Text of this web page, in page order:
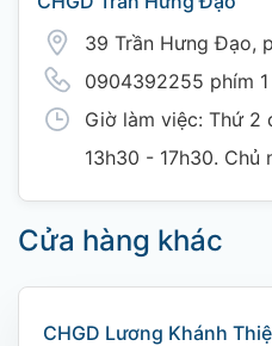
39 Trần Hưng Đạo,
0904392255 phím 1
Giờ làm việc: Thứ 2
13h30 - 17h30. Chủ
Cửa hàng khác
CHGD Lương Khánh